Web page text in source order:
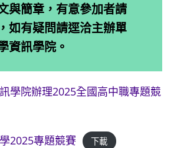
與簡章，有意參加者請
如有疑問請逕洽主辦單
資訊學院。
學院辦理2025全國高中職專題競
2025專題競賽 下載